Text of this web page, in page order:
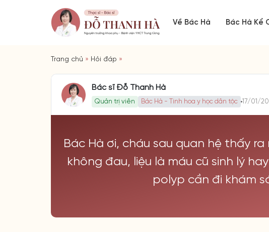
Về Bác Hà Bác Hà Kể
Trang chủ » Hỏi đáp »
Bác sĩ Đỗ Thanh Hà
Quản trị viên Bác Hà - Tinh hoa y học dân tộc 17/01/
Bác Hà ơi, cháu sau quan hệ thấy
không đau, liệu là máu cũ sinh lý
polyp cần đi khám